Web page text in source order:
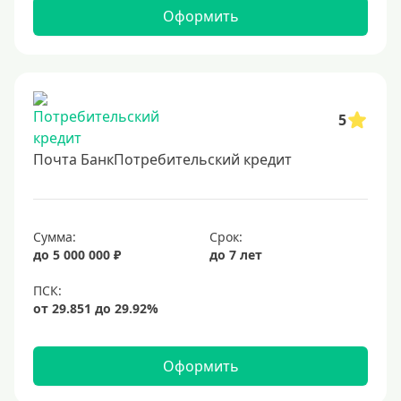
2500000 руб
3500000 руб
4 миллиона
4500000 руб
5500000 руб
6 млн
6500000 руб
7 миллионов
8 миллионов
9000000 руб
Оформить
5
Почта БанкПотребительский кредит
Сумма:
до 5 000 000 ₽
Срок:
до 7 лет
Оформить